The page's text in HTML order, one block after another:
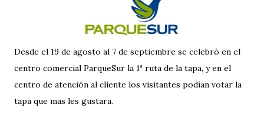
Desde el 19 de agosto al 7 de septiembre se celebró en el
centro comercial ParqueSur la 1ª ruta de la tapa, y en el
centro de atención al cliente los visitantes podían votar la
tapa que mas les gustara.